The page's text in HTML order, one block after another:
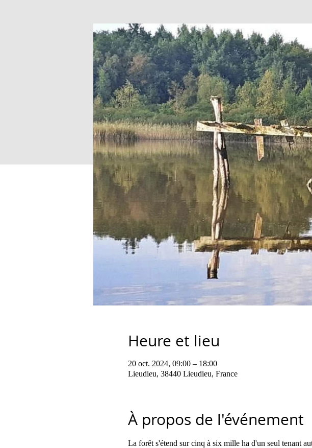
Heure et lieu
20 oct. 2024, 09:00 – 18:00
Lieudieu, 38440 Lieudieu, France
À propos de l'événement
La forêt s'étend sur cinq à six mille ha d'un seul tenant